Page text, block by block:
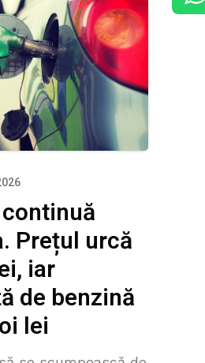
Prețul urcă
iar
de benzină
lei